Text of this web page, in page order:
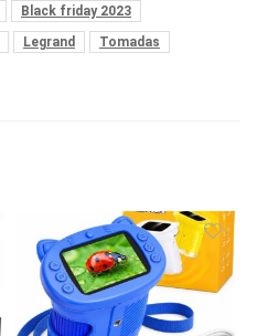
Black friday 2023
Legrand
Tomadas